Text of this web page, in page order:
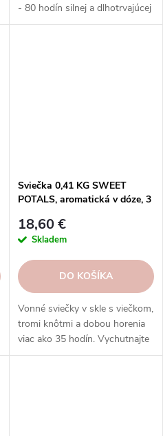
- 80 hodín silnej a dlhotrvajúcej
vône s voskami Goose Creek.
Sviečka 0,41 KG SWEET
POTALS, aromatická v dóze, 3
18,60 €
Skladem
DO KOŠÍKA
Vonné sviečky v skle s viečkom,
tromi knôtmi a dobou horenia
viac ako 35 hodín. Vychutnajte
si rozmanitosť vôní a